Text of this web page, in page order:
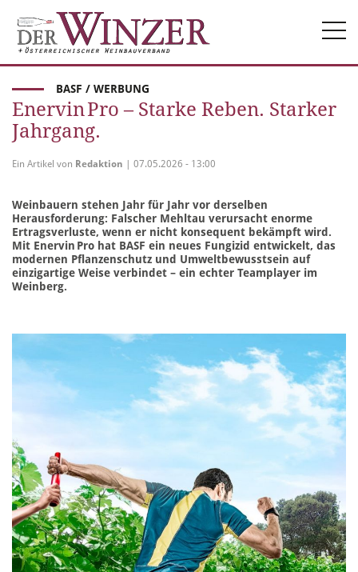
BASF / WERBUNG
Enervin Pro – Starke Reben. Starker
Jahrgang.
Ein Artikel von Redaktion | 07.05.2026 - 13:00
Weinbauern stehen Jahr für Jahr vor derselben
Herausforderung: Falscher Mehltau verursacht enorme
Ertragsverluste, wenn er nicht konsequent bekämpft wird.
Mit Enervin Pro hat BASF ein neues Fungizid entwickelt, das
modernen Pflanzenschutz und Umweltbewusstsein auf
einzigartige Weise verbindet – ein echter Teamplayer im
Weinberg.